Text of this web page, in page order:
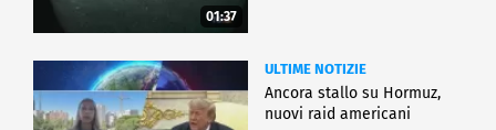
01:37
ULTIME NOTIZIE
Ancora stallo su Hormuz,
nuovi raid americani